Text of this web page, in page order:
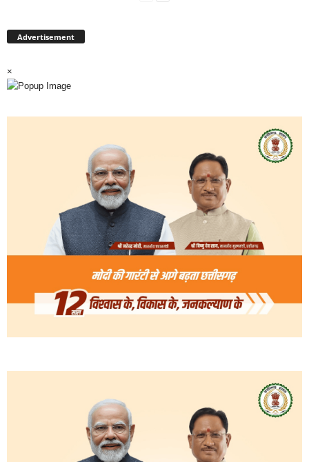
Advertisement
×